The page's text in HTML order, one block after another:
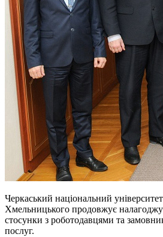
Черкаський національний
Хмельницького продовжує
стосунки з роботодавцями та
послуг.